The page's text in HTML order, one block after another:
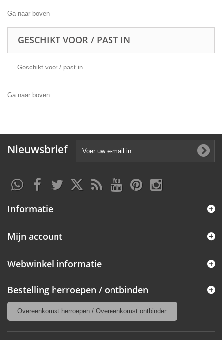
Ga naar boven
GESCHIKT VOOR / PAST IN
Geschikt voor / past in
Ga naar boven
Nieuwsbrief
Informatie
Mijn account
Webwinkel informatie
Bestelling herroepen / ontbinden
Overeenkomst herroepen / Overeenkomst ontbinden